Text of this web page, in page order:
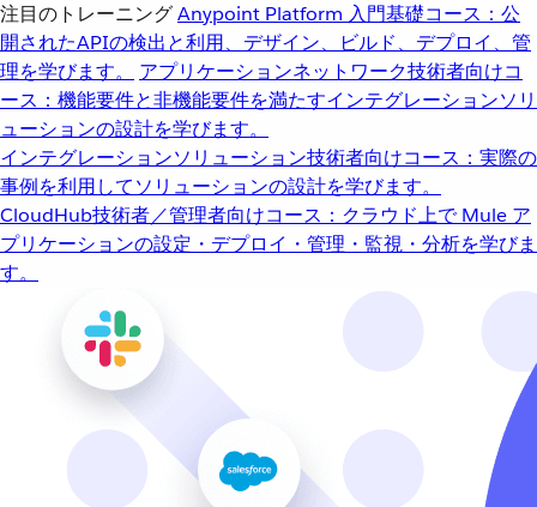
注目のトレーニングAnypoint Platform 入門基礎コース：公
開されたAPIの検出と利用、デザイン、ビルド、デプロイ、管
理を学びます。
アプリケーションネットワーク技術者向けコ
ース：機能要件と非機能要件を満たすインテグレーションソリ
ューションの設計を学びます。
インテグレーションソリューション技術者向けコース：実際の
事例を利用してソリューションの設計を学びます。
CloudHub技術者／管理者向けコース：クラウド上で Mule ア
プリケーションの設定・デプロイ・管理・監視・分析を学びま
す。